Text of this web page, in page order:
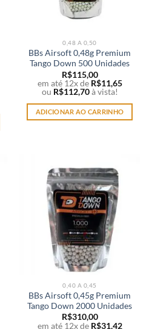
0,48 A 0,50
BBs Airsoft 0,48g Premium
Tango Down 500 Unidades
R$115,00
em até 12x de R$11,65
ou R$112,70 à vista!
ADICIONAR AO CARRINHO
0,40 A 0,45
BBs Airsoft 0,45g Premium
Tango Down 2000 Unidades
R$310,00
em até 12x de R$31,42